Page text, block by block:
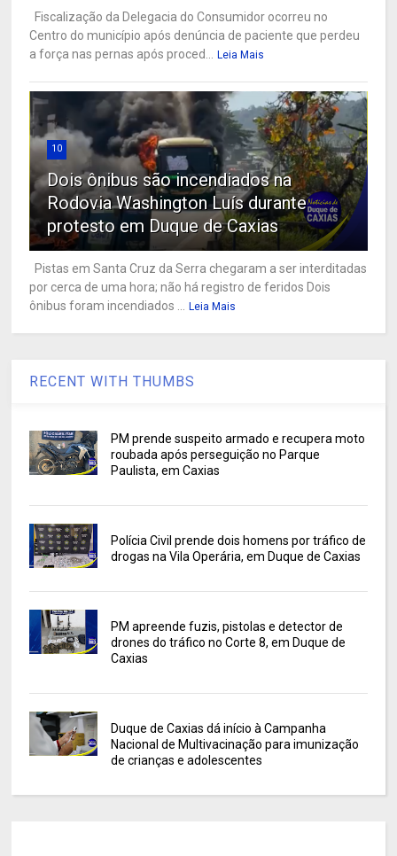
Fiscalização da Delegacia do Consumidor ocorreu no
Centro do município após denúncia de paciente que perdeu
a força nas pernas após proced...
Leia Mais
10
Dois ônibus são incendiados na
Rodovia Washington Luís durante
protesto em Duque de Caxias
Pistas em Santa Cruz da Serra chegaram a ser interditadas
por cerca de uma hora; não há registro de feridos Dois
ônibus foram incendiados ...
Leia Mais
RECENT WITH THUMBS
PM prende suspeito armado e recupera moto
roubada após perseguição no Parque
Paulista, em Caxias
Polícia Civil prende dois homens por tráfico de
drogas na Vila Operária, em Duque de Caxias
PM apreende fuzis, pistolas e detector de
drones do tráfico no Corte 8, em Duque de
Caxias
Duque de Caxias dá início à Campanha
Nacional de Multivacinação para imunização
de crianças e adolescentes